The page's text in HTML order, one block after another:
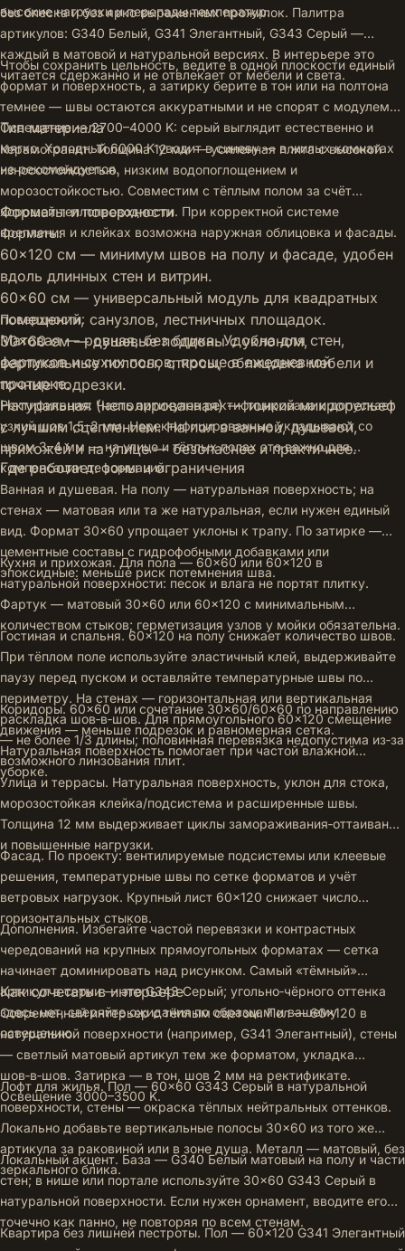
высокие нагрузки и перепады температур.
без блеска и без ярко выраженных прожилок. Палитра
артикулов: G340 Белый, G341 Элегантный, G343 Серый —
каждый в матовой и натуральной версиях. В интерьере это
читается сдержанно и не отвлекает от мебели и света.
Чтобы сохранить цельность, ведите в одной плоскости единый
формат и поверхность, а затирку берите в тон или на полтона
темнее — швы остаются аккуратными и не спорят с модулем.
Освещение — 2700–4000 K: серый выглядит естественно и
мягко. Холодный 6000 K уводит в синеву — в жилых комнатах
не рекомендуется.
Тип материала
Керамогранит. Толщина 12 мм — усиленная плита с высокой
износостойкостью, низким водопоглощением и
морозостойкостью. Совместим с тёплым полом за счёт
хорошей теплопроводности. При корректной системе
крепления и клейках возможна наружная облицовка и фасады.
Форматы и поверхности
Форматы:
60×120 см — минимум швов на полу и фасаде, удобен
вдоль длинных стен и витрин.
60×60 см — универсальный модуль для квадратных
помещений, санузлов, лестничных площадок.
30×60 см — душевые поддоны с уклоном,
вертикальные полосы, откосы, облицовка мебели и
точные подрезки.
Поверхности:
Матовая — ровная, без блика. Удобна для стен,
фартуков и сухих полов; проще в ежедневной
протирке.
Натуральная (неполированная) — тонкий микрорельеф
с лучшим сцеплением. На пол в ванной, душевой,
прихожей и на улице — безопаснее и практичнее.
Ректификация: Часть артикулов ректифицирована и допускает
узкий шов 1,5–2 мм. Неректифицированные укладывают со
швом 3–4 мм — на улице и тёплых полах это важно для
компенсации деформаций.
Где работает: зоны и ограничения
Ванная и душевая. На полу — натуральная поверхность; на
стенах — матовая или та же натуральная, если нужен единый
вид. Формат 30×60 упрощает уклоны к трапу. По затирке —
цементные составы с гидрофобными добавками или
эпоксидные: меньше риск потемнения шва.
Кухня и прихожая. Для пола — 60×60 или 60×120 в
натуральной поверхности: песок и влага не портят плитку.
Фартук — матовый 30×60 или 60×120 с минимальным
количеством стыков; герметизация узлов у мойки обязательна.
Гостиная и спальня. 60×120 на полу снижает количество швов.
При тёплом поле используйте эластичный клей, выдерживайте
паузу перед пуском и оставляйте температурные швы по
периметру. На стенах — горизонтальная или вертикальная
раскладка шов‑в‑шов. Для прямоугольного 60×120 смещение
— не более 1/3 длины; половинная перевязка недопустима из‑за
возможного линзования плит.
Коридоры. 60×60 или сочетание 30×60/60×60 по направлению
движения — меньше подрезок и равномерная сетка.
Натуральная поверхность помогает при частой влажной
уборке.
Улица и террасы. Натуральная поверхность, уклон для стока,
морозостойкая клейка/подсистема и расширенные швы.
Толщина 12 мм выдерживает циклы замораживания‑оттаивания
и повышенные нагрузки.
Фасад. По проекту: вентилируемые подсистемы или клеевые
решения, температурные швы по сетке форматов и учёт
ветровых нагрузок. Крупный лист 60×120 снижает число
горизонтальных стыков.
Дополнения. Избегайте частой перевязки и контрастных
чередований на крупных прямоугольных форматах — сетка
начинает доминировать над рисунком. Самый «тёмный»
артикул в серии — это G343 Серый; угольно‑чёрного оттенка
здесь нет, сверяйте ожидания по образцам и вашему
освещению.
Как сочетать в интерьере
Современный интерьер с тёплым светом. Пол — 60×120 в
натуральной поверхности (например, G341 Элегантный), стены
— светлый матовый артикул тем же форматом, укладка
шов‑в‑шов. Затирка — в тон, шов 2 мм на ректификате.
Освещение 3000–3500 K.
Лофт для жилья. Пол — 60×60 G343 Серый в натуральной
поверхности, стены — окраска тёплых нейтральных оттенков.
Локально добавьте вертикальные полосы 30×60 из того же
артикула за раковиной или в зоне душа. Металл — матовый, без
зеркального блика.
Локальный акцент. База — G340 Белый матовый на полу и части
стен; в нише или портале используйте 30×60 G343 Серый в
натуральной поверхности. Если нужен орнамент, вводите его
точечно как панно, не повторяя по всем стенам.
Квартира без лишней пестроты. Пол — 60×120 G341 Элегантный